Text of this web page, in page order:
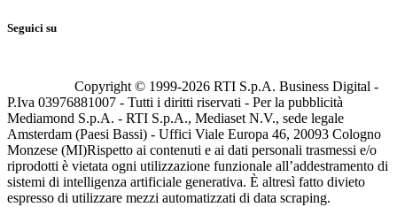
Seguici su
Copyright © 1999-2026 RTI S.p.A. Business Digital -
P.Iva 03976881007 - Tutti i diritti riservati - Per la pubblicità
Mediamond S.p.A. - RTI S.p.A., Mediaset N.V., sede legale
Amsterdam (Paesi Bassi) - Uffici Viale Europa 46, 20093 Cologno
Monzese (MI)Rispetto ai contenuti e ai dati personali trasmessi e/o
riprodotti è vietata ogni utilizzazione funzionale all’addestramento di
sistemi di intelligenza artificiale generativa. È altresì fatto divieto
espresso di utilizzare mezzi automatizzati di data scraping.